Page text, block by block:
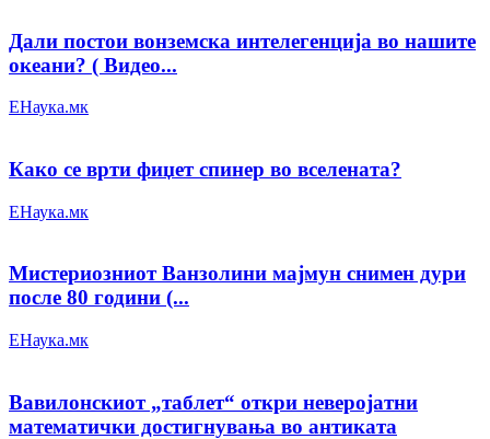
Дали постои вонземска интелегенција во нашите
океани? ( Видео...
ЕНаука.мк
Како се врти фиџет спинер во вселената?
ЕНаука.мк
Мистериозниот Ванзолини мајмун снимен дури
после 80 години (...
ЕНаука.мк
Вавилонскиот „таблет“ откри неверојатни
математички достигнувања во антиката